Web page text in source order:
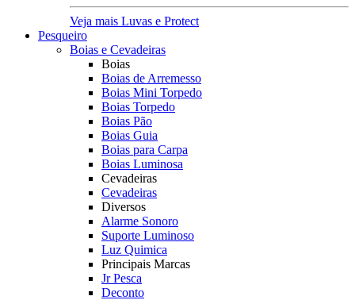
Veja mais Luvas e Protect
Pesqueiro
Boias e Cevadeiras
Boias
Boias de Arremesso
Boias Mini Torpedo
Boias Torpedo
Boias Pão
Boias Guia
Boias para Carpa
Boias Luminosa
Cevadeiras
Cevadeiras
Diversos
Alarme Sonoro
Suporte Luminoso
Luz Quimica
Principais Marcas
Jr Pesca
Deconto